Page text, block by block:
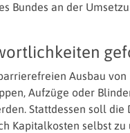
Bundes an der
Ausbau von
Aufzüge oder
Stattdessen soll die
Kapitalkosten selbst zu